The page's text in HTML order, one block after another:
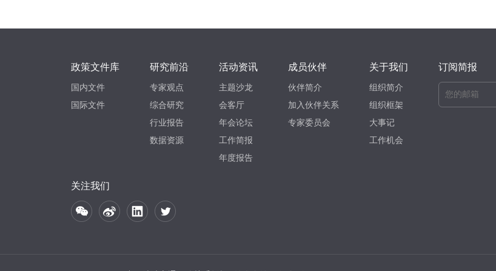
政策文件库
国内文件
国际文件
研究前沿
专家观点
综合研究
行业报告
数据资源
活动资讯
主题沙龙
会客厅
年会论坛
工作简报
年度报告
成员伙伴
伙伴简介
加入伙伴关系
专家委员会
关于我们
组织简介
组织框架
大事记
工作机会
订阅简报
关注我们